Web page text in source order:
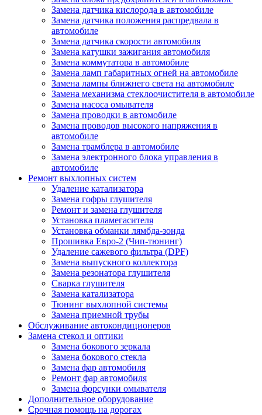
Замена датчика кислорода в автомобиле
Замена датчика положения распредвала в
автомобиле
Замена датчика скорости автомобиля
Замена катушки зажигания автомобиля
Замена коммутатора в автомобиле
Замена ламп габаритных огней на автомобиле
Замена лампы ближнего света на автомобиле
Замена механизма стеклоочистителя в автомобиле
Замена насоса омывателя
Замена проводки в автомобиле
Замена проводов высокого напряжения в
автомобиле
Замена трамблера в автомобиле
Замена электронного блока управления в
автомобиле
Ремонт выхлопных систем
Удаление катализатора
Замена гофры глушителя
Ремонт и замена глушителя
Установка пламегасителя
Установка обманки лямбда-зонда
Прошивка Евро-2 (Чип-тюнинг)
Удаление сажевого фильтра (DPF)
Замена выпускного коллектора
Замена резонатора глушителя
Сварка глушителя
Замена катализатора
Тюнинг выхлопной системы
Замена приемной трубы
Обслуживание автокондиционеров
Замена стекол и оптики
Замена бокового зеркала
Замена бокового стекла
Замена фар автомобиля
Ремонт фар автомобиля
Замена форсунки омывателя
Дополнительное оборудование
Срочная помощь на дорогах